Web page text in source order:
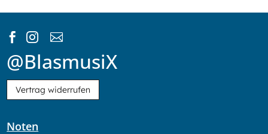
  
@BlasmusiX
Vertrag widerrufen
Noten